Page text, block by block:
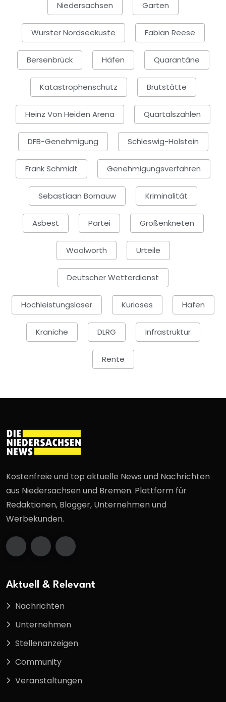
Niedersachsen Garten
Wurster Nordseeküste Fabian Reese
Bersenbrück Häfen Quarantäne
Katastrophenschutz Brutstätte
Heinz Von Heiden Arena Quartalszahlen
DFB-Genehmigung Schleswig-Holstein
Frank Schmidt Genehmigungsverfahren
Sebastiaan Bornauw Kriminalität
Asbest Partei Großenkneten
Woolworth Urteile
Deutscher Wetterdienst
Hochleistungslaser Kurioses Hafen
Kraniche DLRG Infrastruktur
Rente
Kostenfreie und top aktuelle News und Nachrichten
aus Niedersachsen und Bremen. Plattform für
Redaktionen, Blogger, Unternehmen und
Werbekunden.
Aktuell & Relevant
Nachrichten
Unternehmen
Stellenanzeigen
Community
Veranstaltungen